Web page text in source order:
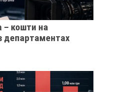
– кошти на
департаментах